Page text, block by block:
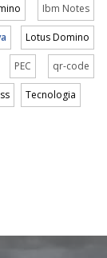
Ibm Notes
Lotus Domino
PEC qr-code
Tecnologia